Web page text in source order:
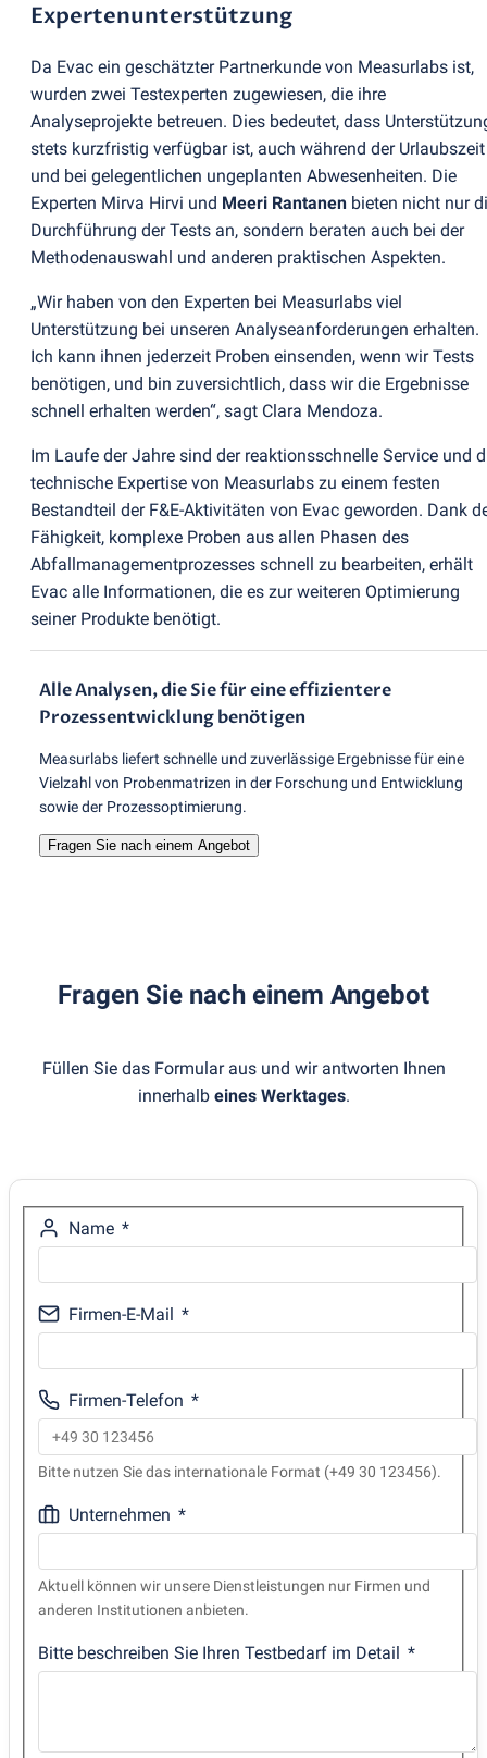
Expertenunterstützung
Da Evac ein geschätzter Partnerkunde von Measurlabs ist,
wurden zwei Testexperten zugewiesen, die ihre
Analyseprojekte betreuen. Dies bedeutet, dass
stets kurzfristig verfügbar ist, auch während der Urlaubszeit
und bei gelegentlichen ungeplanten Abwesenheiten. Die
Experten Mirva Hirvi und Meeri Rantanen bieten nicht nur
Durchführung der Tests an, sondern beraten auch bei der
Methodenauswahl und anderen praktischen Aspekten.
„Wir haben von den Experten bei Measurlabs viel
Unterstützung bei unseren Analyseanforderungen erhalten.
Ich kann ihnen jederzeit Proben einsenden, wenn wir Tests
benötigen, und bin zuversichtlich, dass wir die Ergebnisse
schnell erhalten werden“, sagt Clara Mendoza.
Im Laufe der Jahre sind der reaktionsschnelle Service und
technische Expertise von Measurlabs zu einem festen
Bestandteil der F&E-Aktivitäten von Evac geworden. Dank
Fähigkeit, komplexe Proben aus allen Phasen des
Abfallmanagementprozesses schnell zu bearbeiten, erhält
Evac alle Informationen, die es zur weiteren Optimierung
seiner Produkte benötigt.
Alle Analysen, die Sie für eine effizientere
Prozessentwicklung benötigen
Measurlabs liefert schnelle und zuverlässige Ergebnisse für eine
Vielzahl von Probenmatrizen in der Forschung und Entwicklung
sowie der Prozessoptimierung.
Fragen Sie nach einem Angebot
Fragen Sie nach einem Angebot
Füllen Sie das Formular aus und wir antworten Ihnen
innerhalb eines Werktages.
Name
Firmen-E-Mail
Firmen-Telefon
Bitte nutzen Sie das internationale Format (+49 30 123456).
Unternehmen
Aktuell können wir unsere Dienstleistungen nur Firmen und
anderen Institutionen anbieten.
Bitte beschreiben Sie Ihren Testbedarf im Detail